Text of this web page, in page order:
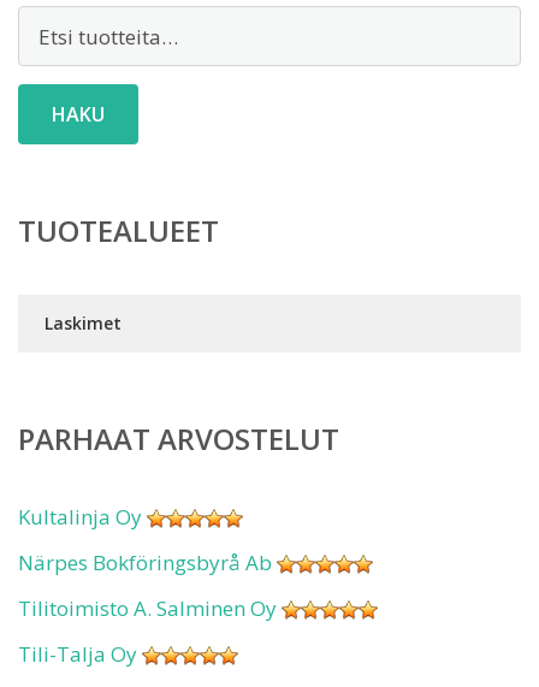
HAKU
TUOTEALUEET
Laskimet
PARHAAT ARVOSTELUT
Kultalinja Oy
Närpes Bokföringsbyrå Ab
Tilitoimisto A. Salminen Oy
Tili-Talja Oy